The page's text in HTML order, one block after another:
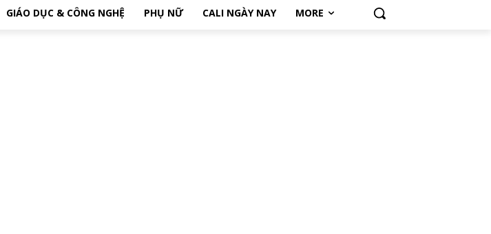
GIÁO DỤC & CÔNG NGHỆ PHỤ NỮ CALI NGÀY NAY MORE